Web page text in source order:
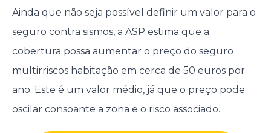
Ainda que não seja possível definir um valor para o
seguro contra sismos, a ASP estima que a
cobertura possa aumentar o preço do seguro
multirriscos habitação em cerca de 50 euros por
ano. Este é um valor médio, já que o preço pode
oscilar consoante a zona e o risco associado.